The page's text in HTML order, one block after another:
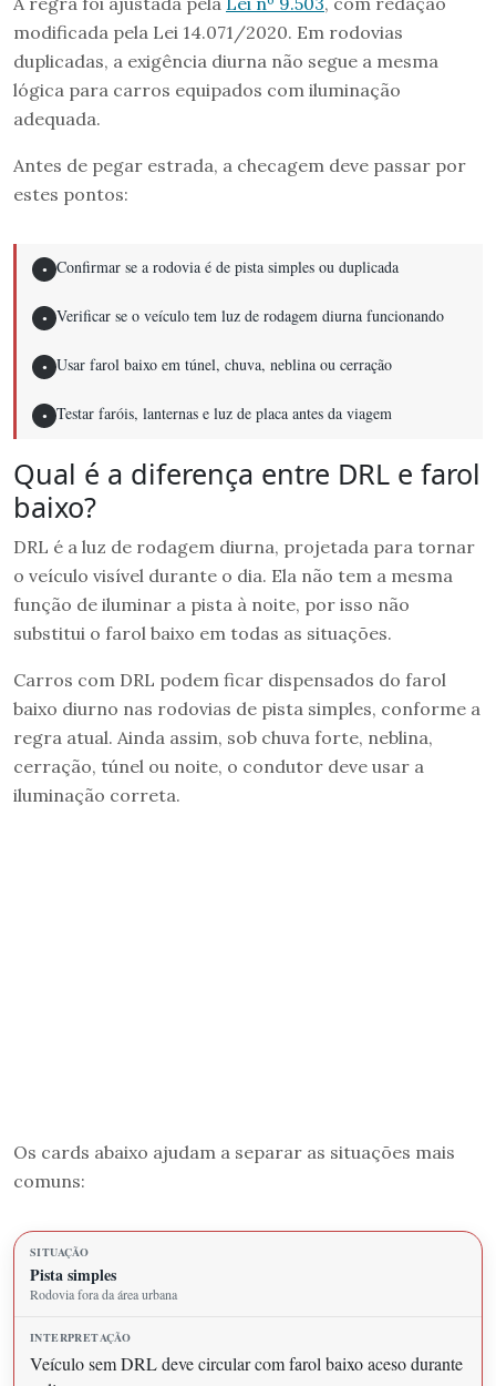
modificada pela Lei 14.071/2020. Em rodovias
duplicadas, a exigência diurna não segue a mesma
lógica para carros equipados com iluminação
adequada.
Antes de pegar estrada, a checagem deve passar por
estes pontos:
● Confirmar se a rodovia é de pista simples ou duplicada
● Verificar se o veículo tem luz de rodagem diurna funcionando
● Usar farol baixo em túnel, chuva, neblina ou cerração
● Testar faróis, lanternas e luz de placa antes da viagem
Qual é a diferença entre DRL e farol
baixo?
DRL é a luz de rodagem diurna, projetada para tornar
o veículo visível durante o dia. Ela não tem a mesma
função de iluminar a pista à noite, por isso não
substitui o farol baixo em todas as situações.
Carros com DRL podem ficar dispensados do farol
baixo diurno nas rodovias de pista simples, conforme a
regra atual. Ainda assim, sob chuva forte, neblina,
cerração, túnel ou noite, o condutor deve usar a
iluminação correta.
Os cards abaixo ajudam a separar as situações mais
comuns:
Pista simples
Rodovia fora da área urbana
Veículo sem DRL deve circular com farol baixo aceso durante